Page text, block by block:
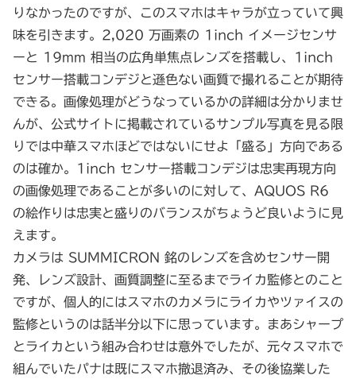
りなかったのですが、このスマホはキャラが立っていて興
味を引きます。2,020 万画素の 1inch イメージセンサ
ーと 19mm 相当の広角単焦点レンズを搭載し、1inch
センサー搭載コンデジと遜色ない画質で撮れることが期待
できる。画像処理がどうなっているかの詳細は分かりませ
んが、公式サイトに掲載されているサンプル写真を見る限
りでは中華スマホほどではないにせよ「盛る」方向である
のは確か。1inch センサー搭載コンデジは忠実再現方向
の画像処理であることが多いのに対して、AQUOS R6
の絵作りは忠実と盛りのバランスがちょうど良いように見
えます。
カメラは SUMMICRON 銘のレンズを含めセンサー開
発、レンズ設計、画質調整に至るまでライカ監修とのこと
ですが、個人的にはスマホのカメラにライカやツァイスの
監修というのは話半分以下に思っています。まあシャープ
とライカという組み合わせは意外でしたが、元々スマホで
組んでいたパナは既にスマホ撤退済み、その後協業した